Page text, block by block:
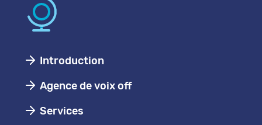
Introduction
Agence de voix off
Services